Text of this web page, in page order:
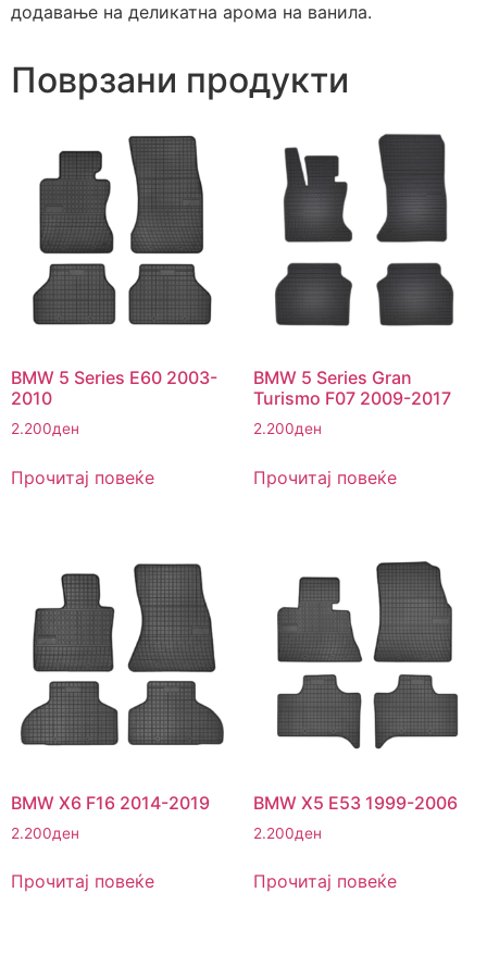
додавање на деликатна арома на ванила.
Поврзани продукти
BMW 5 Series E60 2003-
2010
2.200ден
Прочитај повеќе
BMW 5 Series Gran
Turismo F07 2009-2017
2.200ден
Прочитај повеќе
BMW X6 F16 2014-2019
2.200ден
Прочитај повеќе
BMW X5 E53 1999-2006
2.200ден
Прочитај повеќе